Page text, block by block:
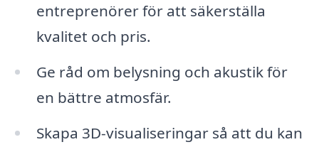
entreprenörer för att säkerställa
kvalitet och pris.
Ge råd om belysning och akustik för
en bättre atmosfär.
Skapa 3D-visualiseringar så att du kan